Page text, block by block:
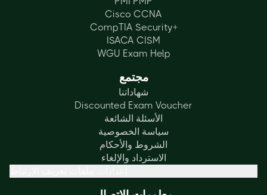
Cisco CCNA
CompTIA Security+
ISACA CISM
WGU Exam Help
مجتمع
شهاداتنا
Discounted Exam Voucher
الأسئلة الشائعة
سياسة الخصوصية
الشروط والأحكام
الاسترداد والإلغاء